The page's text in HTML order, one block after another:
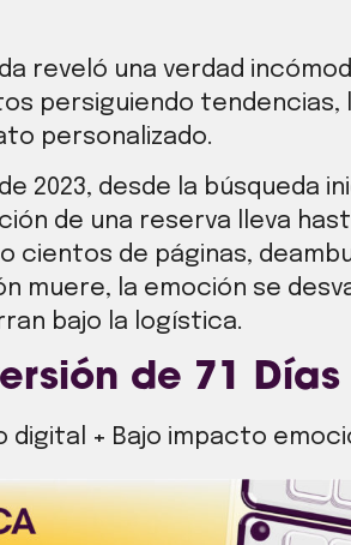
reveló una verdad
persiguiendo tendencias,
personalizado.
2023, desde la búsqueda
de una reserva lleva
cientos de páginas,
muere, la emoción se
bajo la logística.
de 71 Días
digital + Bajo impacto